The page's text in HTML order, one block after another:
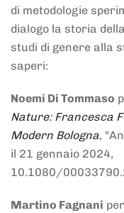
di metodologie
dialogo la storia
studi di genere alla
saperi:
Noemi Di Tommaso
Nature: Francesca
Modern Bologna,
il 21 gennaio 2024,
10.1080/
Martino Fagnani